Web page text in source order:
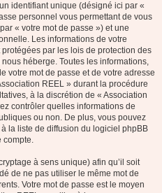
identifiant unique (désigné ici par «
personnel vous permettant de vous
« votre mot de passe ») et une
Les informations de votre
par les lois de protection des
héberge. Toutes les informations,
votre mot de passe et de votre adresse
REEL » durant la procédure
à la discrétion de « Association
contrôler quelles informations de
ou non. De plus, vous pouvez
la liste de diffusion du logiciel phpBB
compte.
à sens unique) afin qu’il soit
de ne pas utiliser le même mot de
Votre mot de passe est le moyen